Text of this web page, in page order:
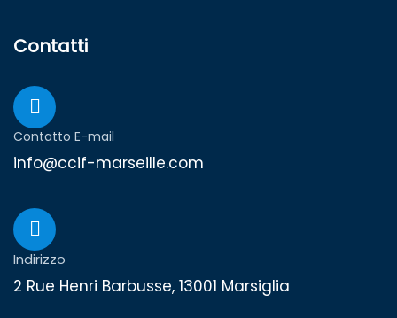
Contatti
Contatto E-mail
info@ccif-marseille.com
Indirizzo
2 Rue Henri Barbusse, 13001 Marsiglia